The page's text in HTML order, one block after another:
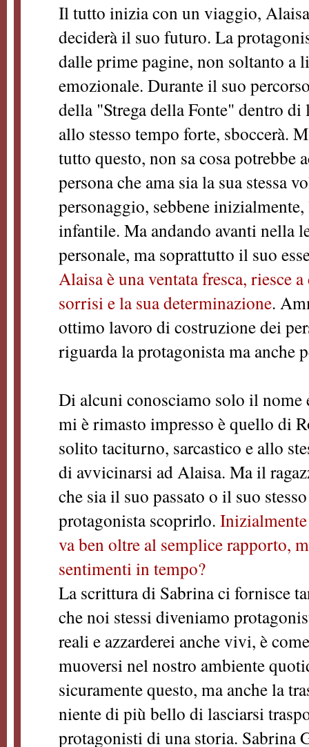
Il tutto inizia con un viaggio,
deciderà il suo futuro. La
dalle prime pagine, non soltanto a
emozionale. Durante il suo
della "Strega della Fonte" dentro
allo stesso tempo forte, sboccerà.
tutto questo, non sa cosa potrebbe
persona che ama sia la sua stessa
personaggio, sebbene
infantile. Ma andando avanti nella
personale, ma soprattutto il suo
Alaisa è una ventata fresca, riesce
sorrisi e la sua determinazione.
ottimo lavoro di costruzione dei
riguarda la protagonista ma anche
Di alcuni conosciamo solo il nome
mi è rimasto impresso è quello di
solito taciturno, sarcastico e allo
di avvicinarsi ad Alaisa. Ma il
che sia il suo passato o il suo
protagonista scoprirlo.
va ben oltre al semplice rapporto,
sentimenti in tempo?
La scrittura di Sabrina ci fornisce
che noi stessi diveniamo
reali e azzarderei anche vivi, è
muoversi nel nostro ambiente
sicuramente questo, ma anche la
niente di più bello di lasciarsi
protagonisti di una storia. Sabrina